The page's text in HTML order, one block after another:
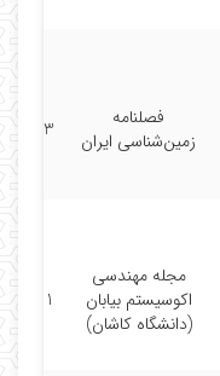
فصلنامه
زمین‌شناسی ایران
1403
مجله مهندسی
اکوسیستم بیابان
(دانشگاه کاشان)
1401